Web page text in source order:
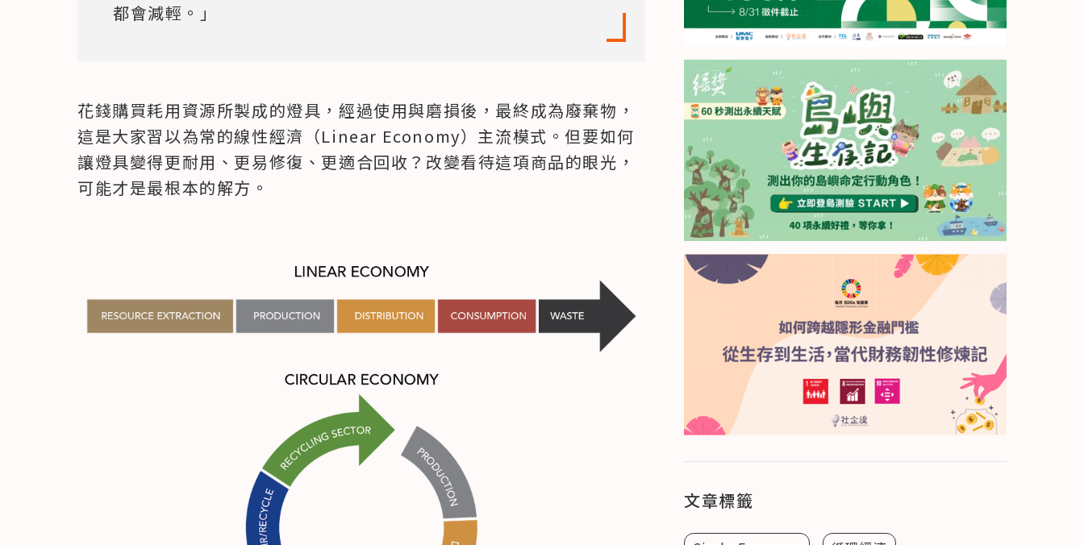
都會減輕。」
花錢購買耗用資源所製成的燈具，經過使用與磨損後，最終成為廢棄物，
這是大家習以為常的線性經濟（Linear Economy）主流模式。但要如何
讓燈具變得更耐用、更易修復、更適合回收？改變看待這項商品的眼光，
可能才是最根本的解方。
文章標籤